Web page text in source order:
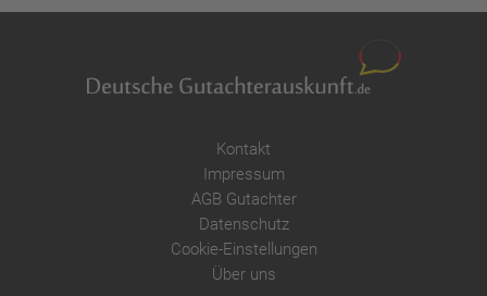
Kontakt
Impressum
AGB Gutachter
Datenschutz
Cookie-Einstellungen
Über uns